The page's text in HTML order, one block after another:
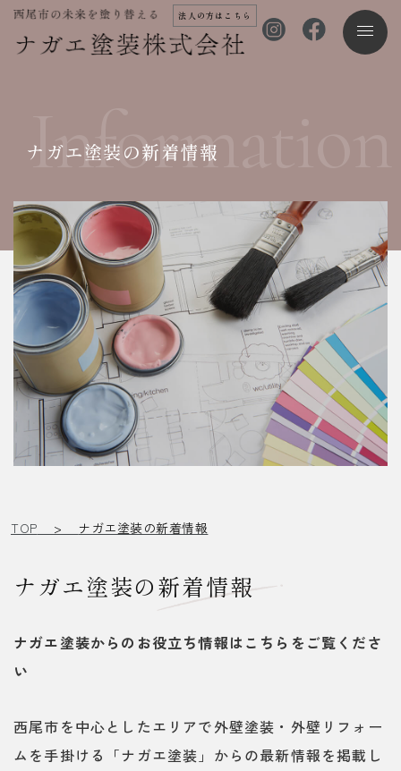
法人の方はこちら
Information
ナガエ塗装の新着情報
TOP > ナガエ塗装の新着情報
ナガエ塗装の新着情報
ナガエ塗装からのお役立ち情報はこちらをご覧くださ
い
西尾市を中心としたエリアで外壁塗装・外壁リフォー
ムを手掛ける「ナガエ塗装」からの最新情報を掲載し